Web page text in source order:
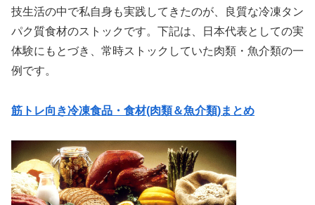
技生活の中で私自身も実践してきたのが、良質な冷凍タン
パク質食材のストックです。下記は、日本代表としての実
体験にもとづき、常時ストックしていた肉類・魚介類の一
例です。
筋トレ向き冷凍食品・食材(肉類＆魚介類)まとめ